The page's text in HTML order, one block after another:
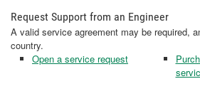
Request Support from an Engineer
A valid service agreement may be required,
country.
Open a service request